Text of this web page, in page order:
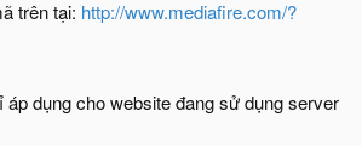
trên tại: http://www.mediafire.com/?
dụng cho website đang sử dụng server